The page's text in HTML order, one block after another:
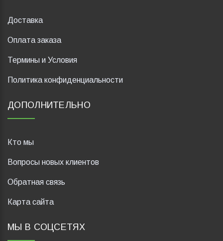
Доставка
Оплата заказа
Термины и Условия
Политика конфиденциальности
ДОПОЛНИТЕЛЬНО
Кто мы
Вопросы новых клиентов
Обратная связь
Карта сайта
МЫ В СОЦСЕТЯХ